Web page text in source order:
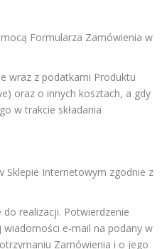
Formularza Zamówienia w
wraz z podatkami Produktu
oraz o innych kosztach, a gdy
w trakcie składania
Sklepie Internetowym zgodnie z
realizacji. Potwierdzenie
wiadomości e-mail na podany w
Zamówienia i o jego